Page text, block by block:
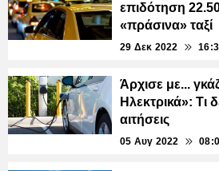
επιδότηση
«πράσινα» ταξί
29 Δεκ 2022
Άρχισε με...
Ηλεκτρικά»: Τι
αιτήσεις
05 Αυγ 2022